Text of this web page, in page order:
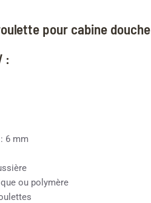
pour cabine douche
:
6 mm
ou polymère